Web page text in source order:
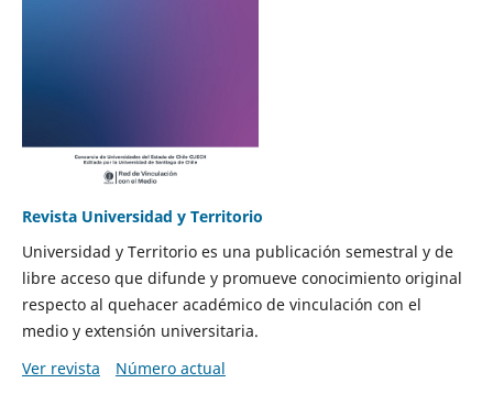
Revista Universidad y Territorio
Universidad y Territorio es una publicación semestral y de
libre acceso que difunde y promueve conocimiento original
respecto al quehacer académico de vinculación con el
medio y extensión universitaria.
Ver revista
Número actual